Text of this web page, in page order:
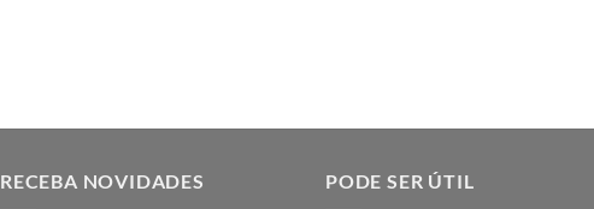
RECEBA NOVIDADES PODE SER ÚTIL